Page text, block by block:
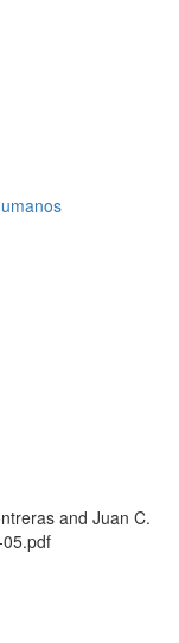
and Juan C.